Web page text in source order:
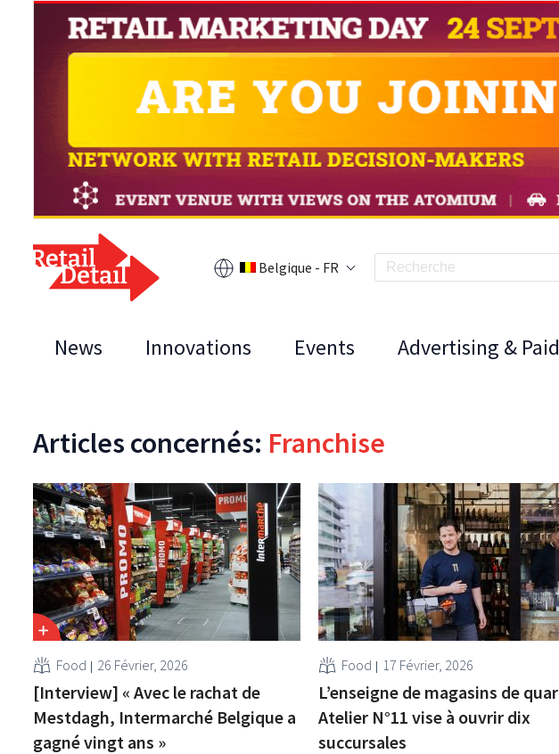
Belgique - FR
News Innovations Events Advertising &
Articles concernés: Franchise
Food 26 Février, 2026
[Interview] « Avec le rachat de
Mestdagh, Intermarché Belgique a
gagné vingt ans »
Food 17 Février, 2026
L’enseigne de magasins de
Atelier N°11 vise à ouvrir dix
succursales